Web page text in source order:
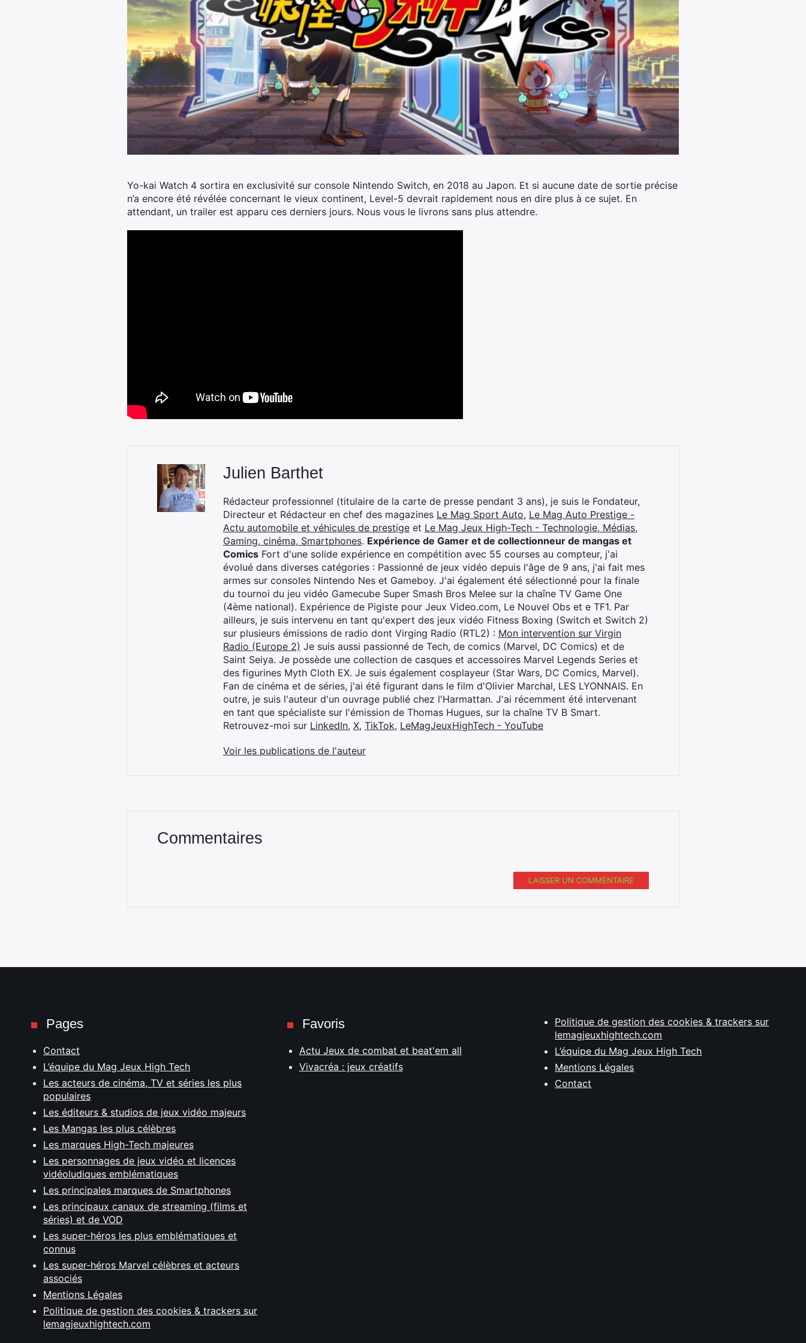
Yo-kai Watch 4 sortira en exclusivité sur console Nintendo Switch, en 2018 au Japon. Et si aucune date de sortie précise
n’a encore été révélée concernant le vieux continent, Level-5 devrait rapidement nous en dire plus à ce sujet. En
attendant, un trailer est apparu ces derniers jours. Nous vous le livrons sans plus attendre.
Julien Barthet
Rédacteur professionnel (titulaire de la carte de presse pendant 3 ans), je suis le Fondateur,
Directeur et Rédacteur en chef des magazines Le Mag Sport Auto, Le Mag Auto Prestige -
Actu automobile et véhicules de prestige et Le Mag Jeux High-Tech - Technologie, Médias,
Gaming, cinéma, Smartphones. Expérience de Gamer et de collectionneur de mangas et
Comics Fort d'une solide expérience en compétition avec 55 courses au compteur, j'ai
évolué dans diverses catégories : Passionné de jeux vidéo depuis l'âge de 9 ans, j'ai fait mes
armes sur consoles Nintendo Nes et Gameboy. J'ai également été sélectionné pour la finale
du tournoi du jeu vidéo Gamecube Super Smash Bros Melee sur la chaîne TV Game One
(4ème national). Expérience de Pigiste pour Jeux Video.com, Le Nouvel Obs et e TF1. Par
ailleurs, je suis intervenu en tant qu'expert des jeux vidéo Fitness Boxing (Switch et Switch 2)
sur plusieurs émissions de radio dont Virging Radio (RTL2) : Mon intervention sur Virgin
Radio (Europe 2) Je suis aussi passionné de Tech, de comics (Marvel, DC Comics) et de
Saint Seiya. Je possède une collection de casques et accessoires Marvel Legends Series et
des figurines Myth Cloth EX. Je suis également cosplayeur (Star Wars, DC Comics, Marvel).
Fan de cinéma et de séries, j'ai été figurant dans le film d'Olivier Marchal, LES LYONNAIS. En
outre, je suis l'auteur d'un ouvrage publié chez l'Harmattan. J'ai récemment été intervenant
en tant que spécialiste sur l'émission de Thomas Hugues, sur la chaîne TV B Smart.
Retrouvez-moi sur LinkedIn, X, TikTok, LeMagJeuxHighTech - YouTube
Voir les publications de l'auteur
Commentaires
LAISSER UN COMMENTAIRE
Pages
Contact
L’équipe du Mag Jeux High Tech
Les acteurs de cinéma, TV et séries les plus
populaires
Les éditeurs & studios de jeux vidéo majeurs
Les Mangas les plus célèbres
Les marques High-Tech majeures
Les personnages de jeux vidéo et licences
vidéoludiques emblématiques
Les principales marques de Smartphones
Les principaux canaux de streaming (films et
séries) et de VOD
Les super-héros les plus emblématiques et
connus
Les super-héros Marvel célèbres et acteurs
associés
Mentions Légales
Politique de gestion des cookies & trackers sur
lemagjeuxhightech.com
Favoris
Actu Jeux de combat et beat'em all
Vivacréa : jeux créatifs
Politique de gestion des cookies & trackers sur
lemagjeuxhightech.com
L’équipe du Mag Jeux High Tech
Mentions Légales
Contact